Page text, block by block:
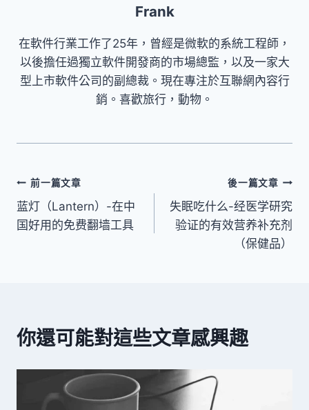
Frank
在軟件行業工作了25年，曾經是微軟的系統工程師，
以後擔任過獨立軟件開發商的市場總監，以及一家大
型上市軟件公司的副總裁。現在專注於互聯網內容行
銷。喜歡旅行，動物。
文
章
前一篇文章
蓝灯（Lantern）-在中
国好用的免费翻墙工具
後一篇文章
失眠吃什么-经医学研究
验证的有效营养补充剂
（保健品）
你還可能對這些文章感興趣